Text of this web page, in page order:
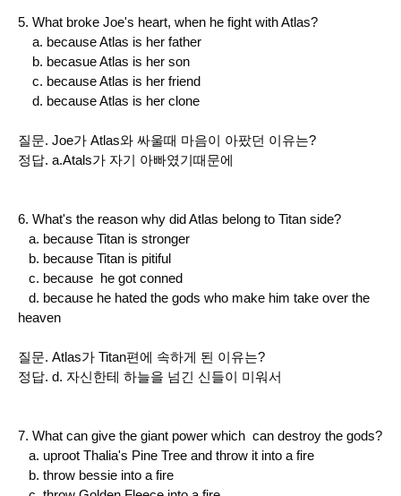
5. What broke Joe's heart, when he fight with Atlas?
a. because Atlas is her father
b. becasue Atlas is her son
c. because Atlas is her friend
d. because Atlas is her clone
질문. Joe가 Atlas와 싸울때 마음이 아팠던 이유는?
정답. a.Atals가 자기 아빠였기때문에
6. What's the reason why did Atlas belong to Titan side?
a. because Titan is stronger
b. because Titan is pitiful
c. because he got conned
d. because he hated the gods who make him take over the
heaven
질문. Atlas가 Titan편에 속하게 된 이유는?
정답. d. 자신한테 하늘을 넘긴 신들이 미워서
7. What can give the giant power which can destroy the gods?
a. uproot Thalia's Pine Tree and throw it into a fire
b. throw bessie into a fire